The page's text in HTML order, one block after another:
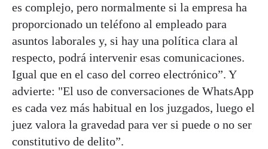
es complejo, pero normalmente si la empresa ha
proporcionado un teléfono al empleado para
asuntos laborales y, si hay una política clara al
respecto, podrá intervenir esas comunicaciones.
Igual que en el caso del correo electrónico”. Y
advierte: "El uso de conversaciones de WhatsApp
es cada vez más habitual en los juzgados, luego el
juez valora la gravedad para ver si puede o no ser
constitutivo de delito”.